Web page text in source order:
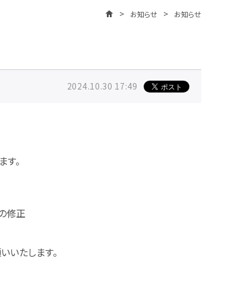
お知らせ お知らせ
2024.10.30 17:49
。
修正
いたします。